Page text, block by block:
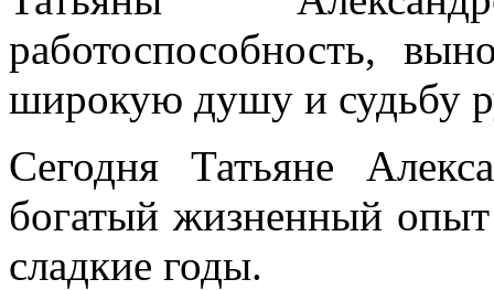
работоспособность,
широкую душу и судьбу
Сегодня Татьяне
богатый жизненный
сладкие годы.